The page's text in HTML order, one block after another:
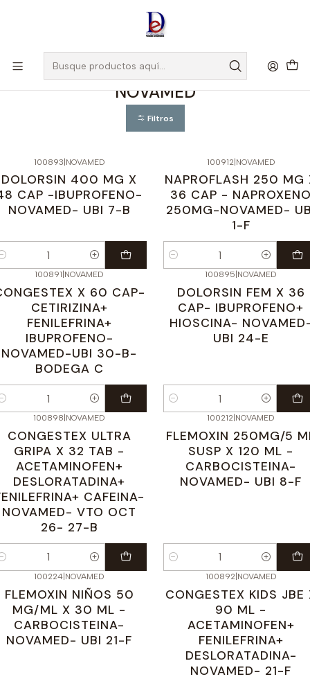
, Si eres nuevo regístrate
NOVAMED
Filtros
100893|NOVAMED
DOLORSIN 400 MG X
CAP -IBUPROFENO-
NOVAMED- UBI 7-B
100912|NOVAMED
NAPROFLASH 250 MG
36 CAP -
250MG-NOVAMED-
1-F
Cantidad
100891 NOVAMED
X 60 CAP-
CETIRIZINA+
FENILEFRINA+
IBUPROFENO-
NOVAMED-UBI 30-B-
BODEGA C
100895 NOVAMED
DOLORSIN FEM X 36
CAP- IBUPROFENO+
HIOSCINA-
UBI 24-E
Cantidad
100898 NOVAMED
CONGESTEX ULTRA
GRIPA X 32 TAB -
ACETAMINOFEN+
DESLORATADINA+
CAFEINA-
NOVAMED- VTO OCT
26- 27-B
100212 NOVAMED
FLEMOXIN 250MG/5
SUSP X 120 ML -
CARBOCISTEINA-
NOVAMED- UBI 8-F
Cantidad
100224 NOVAMED
FLEMOXIN NIÑOS 50
MG/ML X 30 ML -
CARBOCISTEINA-
NOVAMED- UBI 21-F
100892| NOVAMED
CONGESTEX KIDS JBE
90 ML -
ACETAMINOFEN+
FENILEFRINA+
DESLORATADINA-
NOVAMED- 21-F